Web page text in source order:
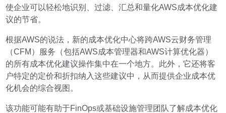
使企业可以轻松地识别、过滤、汇总和量化AWS成本优化建
议的节省。
根据AWS的说法，新的成本优化中心将跨AWS云财务管理
（CFM ） 服务 （包括AWS成本管理器和AWS计算优化器）
的所有成本优化建议操作集中在一个地方。 此外，它还将客
户特定的定价和折扣纳入这些建议中，从而提供企业成本优
化机会的综合视图。
该功能可能有助于FinOps或基础设施管理团队了解成本优化